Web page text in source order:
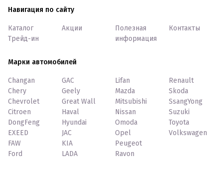
Навигация по сайту
Каталог
Трейд-ин
Акции
Полезная
информация
Контакты
Марки автомобилей
Changan
Chery
Chevrolet
Citroen
DongFeng
EXEED
FAW
Ford
GAC
Geely
Great Wall
Haval
Hyundai
JAC
KIA
LADA
Lifan
Mazda
Mitsubishi
Nissan
Omoda
Opel
Peugeot
Ravon
Renault
Skoda
SsangYong
Suzuki
Toyota
Volkswagen